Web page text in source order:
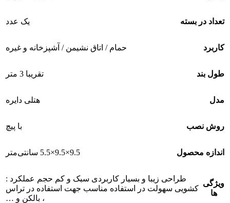
تعداد در بسته یک عدد
کاربرد حمام / اتاق نشیمن / آشپزخانه و غیره
طول بند تقریبا 3 متر
مدل هتلی دایره
روش نصب با پیچ
اندازه محصول 9.5×9.5×5.5 سانتی‌متر
ویژگی
ها
طراحی زیبا و بسیار کاربردی سبک و کم حجم عملکرد :
کشویی سهولت در استفاده مناسب جهت استفاده در تراس
، بالکن و …